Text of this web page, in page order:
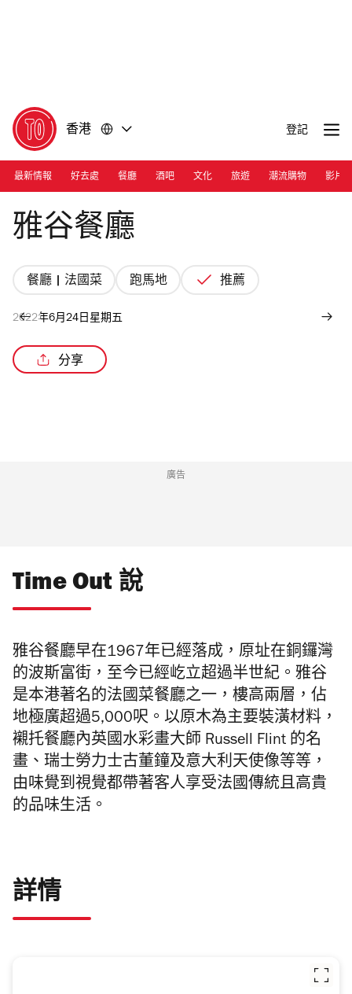
香港 登記
最新情報 好去處 餐廳 酒吧 文化 旅遊 潮流購物 影片
Photograph: Ann Chiu
雅谷餐廳
餐廳 | 法國菜 跑馬地 推薦
2022年6月24日星期五
分享
廣告
Time Out 說
雅谷餐廳早在1967年已經落成，原址在銅鑼灣
的波斯富街，至今已經屹立超過半世紀。雅谷
是本港著名的法國菜餐廳之一，樓高兩層，佔
地極廣超過5,000呎。以原木為主要裝潢材料，
襯托餐廳內英國水彩畫大師 Russell Flint 的名
畫、瑞士勞力士古董鐘及意大利天使像等等，
由味覺到視覺都帶著客人享受法國傳統且高貴
的品味生活。
詳情